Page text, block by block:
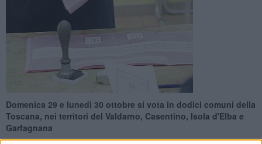
Domenica 29 e lunedì 30 ottobre si vota in dodici comuni della
Toscana, nei territori del Valdarno, Casentino, Isola d'Elba e
Garfagnana